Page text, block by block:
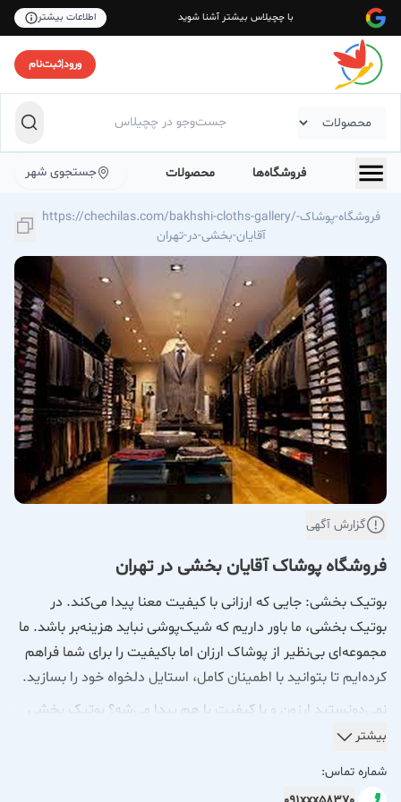
با چچیلاس بیشتر آشنا شوید اطلاعات بیشتر
ورود|ثبت‌نام
فروشگاه‌ها محصولات جستجوی شهر
https://chechilas.com/bakhshi-cloths-gallery/فروشگاه-پوشاک-
آقایان-بخشی-در-تهران
گزارش آگهی
فروشگاه پوشاک آقایان بخشی در تهران
بوتیک بخشی: جایی که ارزانی با کیفیت معنا پیدا می‌کند. در
بوتیک بخشی، ما باور داریم که شیک‌پوشی نباید هزینه‌بر باشد. ما
مجموعه‌ای بی‌نظیر از پوشاک ارزان اما باکیفیت را برای شما فراهم
کرده‌ایم تا بتوانید با اطمینان کامل، استایل دلخواه خود را بسازید.
نمی‌دونستید ارزون و با کیفیت با هم پیدا می‌شه؟ بوتیک بخشی
رو امتحان کنید!
باور کنید، ما تونستیم! در بوتیک بخشی، شما ترکیبی بی‌نظیر از
بیشتر
شماره تماس: